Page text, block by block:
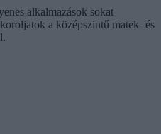
alkalmazások sokat
a középszintű matek- és